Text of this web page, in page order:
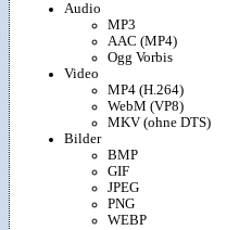
Audio
MP3
AAC (MP4)
Ogg Vorbis
Video
MP4 (H.264)
WebM (VP8)
MKV (ohne DTS)
Bilder
BMP
GIF
JPEG
PNG
WEBP